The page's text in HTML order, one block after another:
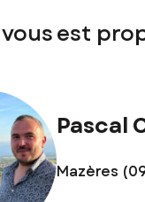
est
Pascal
Mazères